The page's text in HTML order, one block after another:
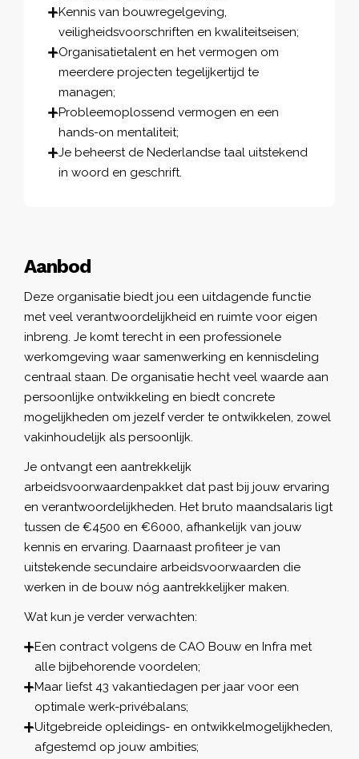
Aanbod
Deze organisatie biedt jou een uitdagende functie
met veel verantwoordelijkheid en ruimte voor eigen
inbreng. Je komt terecht in een professionele
werkomgeving waar samenwerking en kennisdeling
centraal staan. De organisatie hecht veel waarde aan
persoonlijke ontwikkeling en biedt concrete
mogelijkheden om jezelf verder te ontwikkelen, zowel
vakinhoudelijk als persoonlijk.
Je ontvangt een aantrekkelijk
arbeidsvoorwaardenpakket dat past bij jouw ervaring
en verantwoordelijkheden. Het bruto maandsalaris ligt
tussen de €4500 en €6000, afhankelijk van jouw
kennis en ervaring. Daarnaast profiteer je van
uitstekende secundaire arbeidsvoorwaarden die
werken in de bouw nóg aantrekkelijker maken.
Wat kun je verder verwachten:
Een contract volgens de CAO Bouw en Infra met
alle bijbehorende voordelen;
Maar liefst 43 vakantiedagen per jaar voor een
optimale werk-privébalans;
Uitgebreide opleidings- en ontwikkelmogelijkheden,
afgestemd op jouw ambities;
Kennis van bouwregelgeving,
veiligheidsvoorschriften en kwaliteitseisen;
Organisatietalent en het vermogen om
meerdere projecten tegelijkertijd te
managen;
Probleemoplossend vermogen en een
hands-on mentaliteit;
Je beheerst de Nederlandse taal uitstekend
in woord en geschrift.